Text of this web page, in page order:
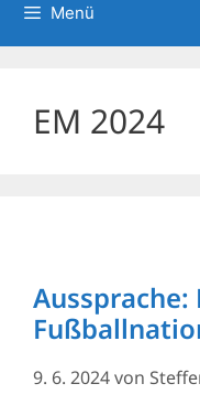
Menü
EM 2024
Aussprache:
9. 6. 2024von